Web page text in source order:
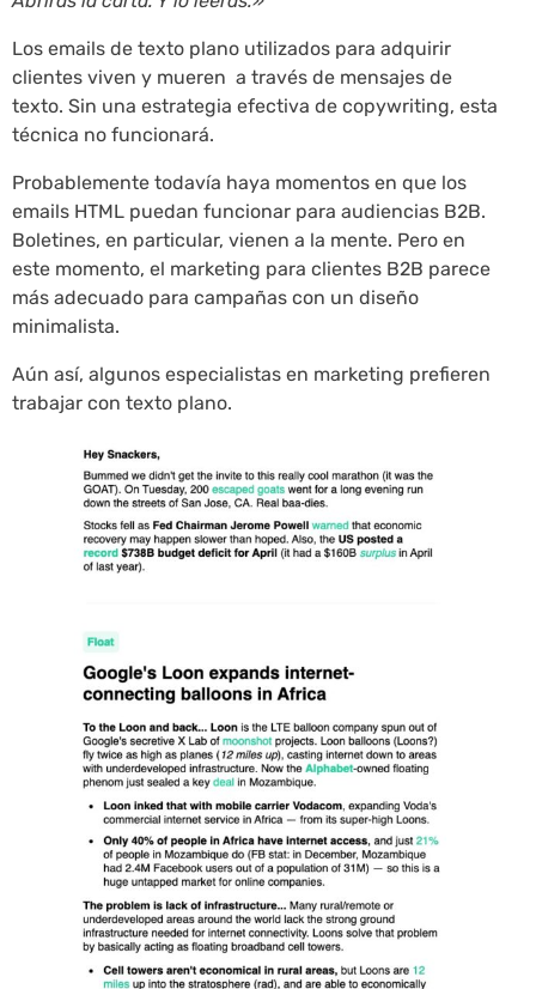
Los emails de texto plano utilizados para adquirir
clientes viven y mueren a través de mensajes de
texto. Sin una estrategia efectiva de copywriting, esta
técnica no funcionará.
Probablemente todavía haya momentos en que los
emails HTML puedan funcionar para audiencias B2B.
Boletines, en particular, vienen a la mente. Pero en
este momento, el marketing para clientes B2B parece
más adecuado para campañas con un diseño
minimalista.
Aún así, algunos especialistas en marketing prefieren
trabajar con texto plano.